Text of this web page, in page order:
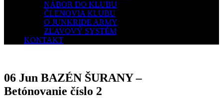
NÁBOR DO KLUBU
ČLENOVIA KLUBU
O JUNKRIDE ARMY
ZĽAVOVÝ SYSTÉM
KONTAKT
06 Jun BAZÉN ŠURANY –
Betónovanie číslo 2